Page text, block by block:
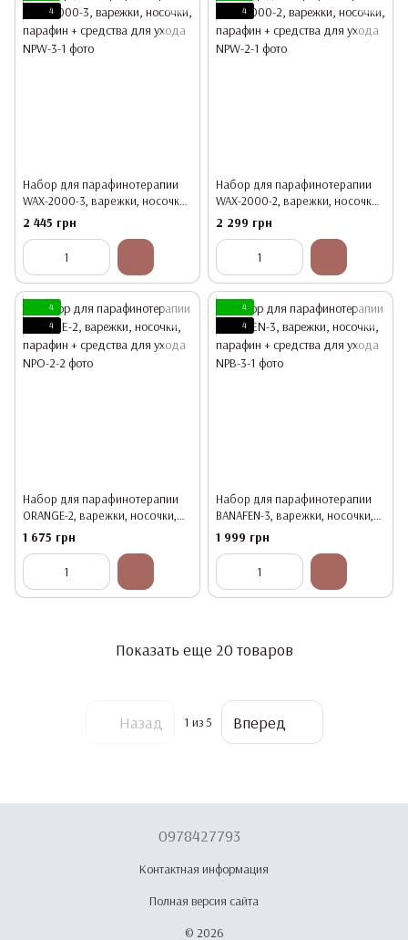
4
Набор для парафинотерапии
WAX-2000-3, варежки, носочки,
парафин + средства для ухода
2 445 грн
4
Набор для парафинотерапии
WAX-2000-2, варежки, носочки,
парафин + средства для ухода
2 299 грн
4
4
Набор для парафинотерапии
ORANGE-2, варежки, носочки,
парафин + средства для ухода
1 675 грн
4
4
Набор для парафинотерапии
BANAFEN-3, варежки, носочки,
парафин + средства для ухода
1 999 грн
Показать еще 20 товаров
Назад 1 из 5 Вперед
0978427793
Контактная информация
Полная версия сайта
© 2026